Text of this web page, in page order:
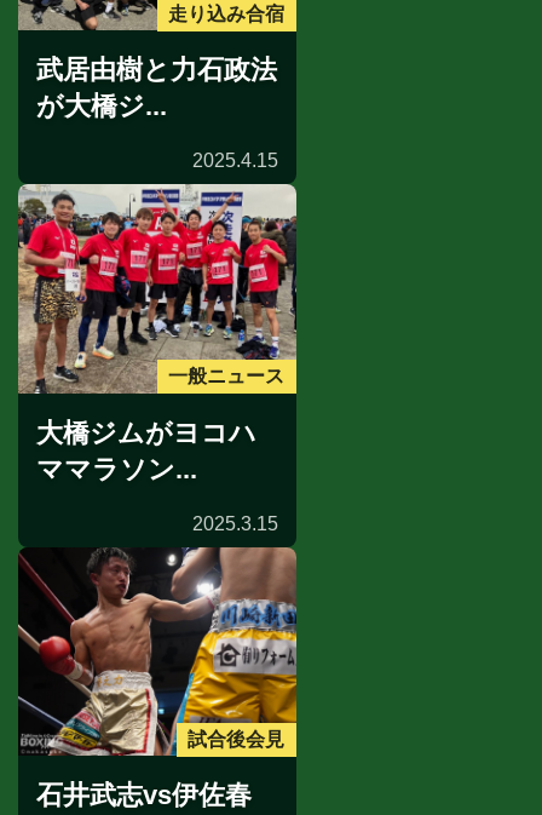
走り込み合宿
武居由樹と力石政法
が大橋ジ...
2025.4.15
一般ニュース
大橋ジムがヨコハ
ママラソン...
2025.3.15
試合後会見
石井武志vs伊佐春